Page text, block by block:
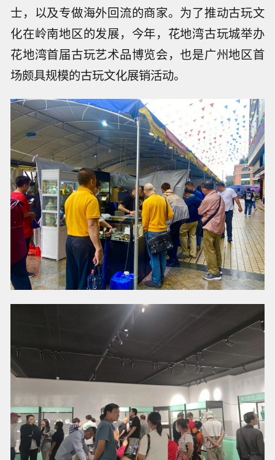
士，以及专做海外回流的商家。为了推动古玩文
化在岭南地区的发展，今年，花地湾古玩城举办
花地湾首届古玩艺术品博览会，也是广州地区首
场颇具规模的古玩文化展销活动。